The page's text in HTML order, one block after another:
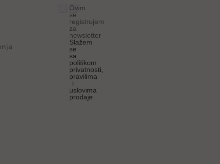
Ovim
se
registrujem
za
newsletter
Slažem
se
sa
politikom
privatnosti,
pravilima
i
uslovima
prodaje